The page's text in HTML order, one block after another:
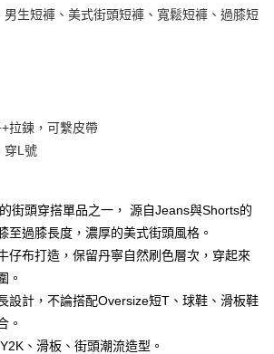
」】
到商品之後才付款」的支付方式。 讓您購物簡單
、不需綁卡、不需儲值。
服務後，再付款。
先享後付」後，將跳轉至「AFTEE先享後付」
並確認金額後，即可完成結帳。
將收到繳費通知簡訊。
14天內，點擊此簡訊中的連結，可透過四大超商／
方式進行付款，方視為交易完成。
當下不需立刻繳費，但若您需要取消訂單，請聯絡
家同意取消之訂單仍視為有效，需透過AFTEE先享
取消欲退款等相關疑問，請聯繫「AFTEE先享後付
support/home
含以上)免運費
含以上)免運費
含以上)免運費
生短褲、美式街頭短褲、寬鬆短褲、過膝短
拉鍊，可繫皮帶
穿L號
街頭穿搭單品之一， 源自Jeans與Shorts的
至過膝長度，濃厚的美式街頭風格。
仔布打造，保留丹寧自然刷色層次，穿起來
。
設計，不論搭配Oversize短T、球鞋、滑板鞋
。
、滑板、街頭潮流造型。